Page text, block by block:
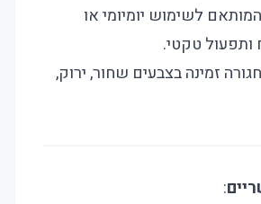
לשימוש יומיומי או
ותפעול טקטי.
זמינה בצבעים שחור, ירוק,
: